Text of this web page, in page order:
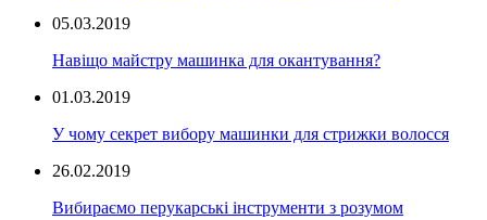
05.03.2019
Навіщо майстру машинка для окантування?
01.03.2019
У чому секрет вибору машинки для стрижки волосся
26.02.2019
Вибираємо перукарські інструменти з розумом